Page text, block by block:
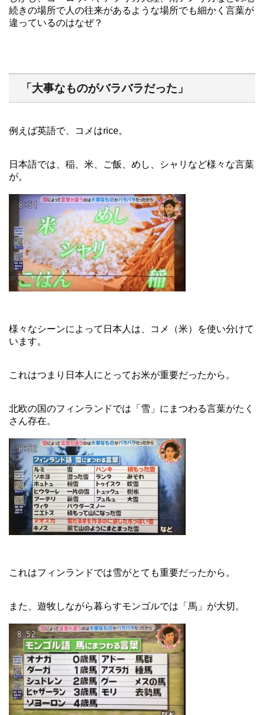
続きの場所で人の往来があるような場所でも細かく言葉が
違っているのはなぜ？
「大事なものがバラバラだった」
例えば英語で、コメはrice。
日本語では、稲、米、ご飯、めし、シャリなど様々な言葉
が。
様々なシーンによって日本人は、コメ（米）を使い分けて
います。
これはつまり日本人にとってお米が重要だったから。
北欧の国のフィンランドでは「雪」にまつわる言葉がたく
さん存在。
これはフィンランドでは雪がとても重要だったから。
また、遊牧しながら暮らすモンゴルでは「馬」が大切。